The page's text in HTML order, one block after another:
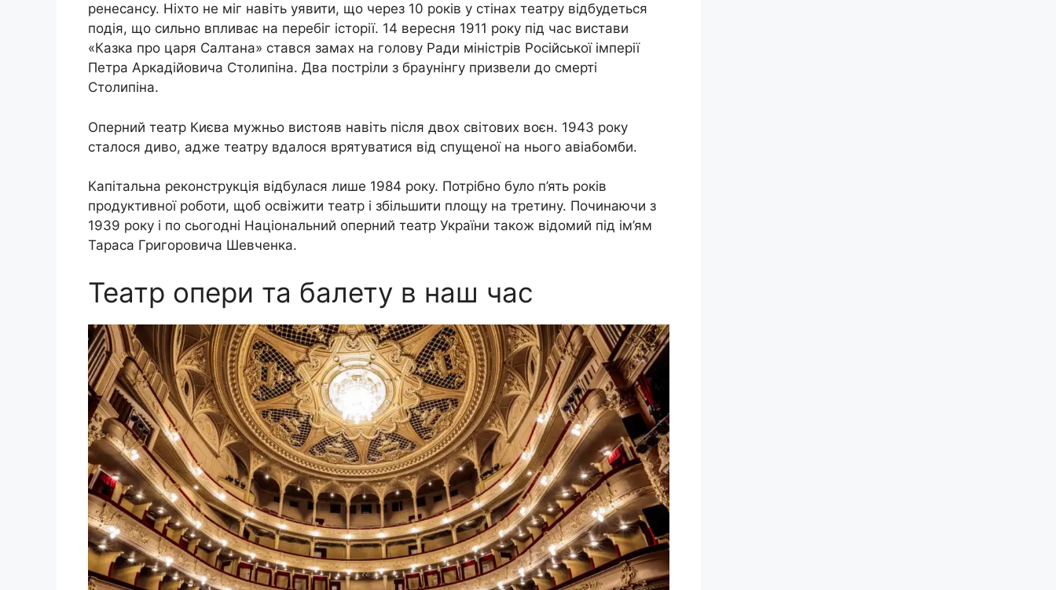
ренесансу. Ніхто не міг навіть уявити, що через 10 років у стінах театру відбудеться
подія, що сильно впливає на перебіг історії. 14 вересня 1911 року під час вистави
«Казка про царя Салтана» стався замах на голову Ради міністрів Російської імперії
Петра Аркадійовича Столипіна. Два постріли з браунінгу призвели до смерті
Столипіна.
Оперний театр Києва мужньо вистояв навіть після двох світових воєн. 1943 року
сталося диво, адже театру вдалося врятуватися від спущеної на нього авіабомби.
Капітальна реконструкція відбулася лише 1984 року. Потрібно було п’ять років
продуктивної роботи, щоб освіжити театр і збільшити площу на третину. Починаючи з
1939 року і по сьогодні Національний оперний театр України також відомий під ім’ям
Тараса Григоровича Шевченка.
Театр опери та балету в наш час